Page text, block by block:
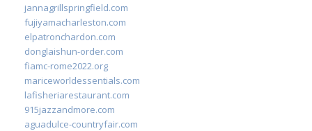
jannagrillspringfield.com
fujiyamacharleston.com
elpatronchardon.com
donglaishun-order.com
fiamc-rome2022.org
mariceworldessentials.com
lafisheriarestaurant.com
915jazzandmore.com
aguadulce-countryfair.com